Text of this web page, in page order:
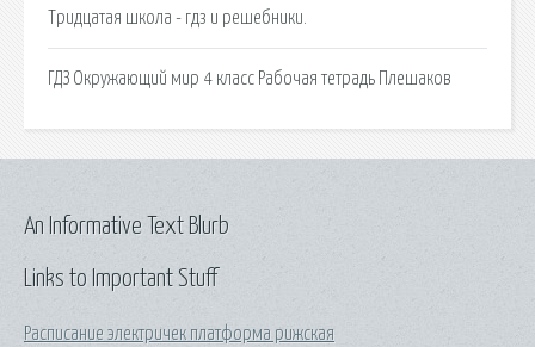
Тридцатая школа - гдз и решебники.
ГДЗ Окружающий мир 4 класс Рабочая тетрадь Плешаков
Links to Important Stuff
Расписание электричек платформа рижская
An Informative Text Blurb